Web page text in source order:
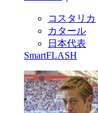
コスタリカ
カタール
日本代表
SmartFLASH